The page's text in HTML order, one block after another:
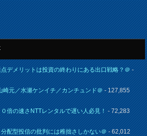
デメリットは投資の終わりにある出口戦略？＠-
崎元／水瀬ケンイチ／カンチュンド＠- 127,855
倍の速さNTTレンタルで遅い人必見！- 72,283
配型投信の批判には稚拙さしかない＠- 62,012